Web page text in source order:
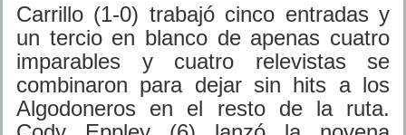
Carrillo (1-0) trabajó cinco entradas y
un tercio en blanco de apenas cuatro
imparables y cuatro relevistas se
combinaron para dejar sin hits a los
Algodoneros en el resto de la ruta.